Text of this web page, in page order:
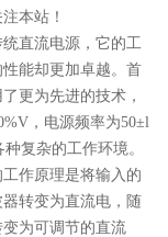
本站！
直流电源，它的工
能却更加卓越。首
更为先进的技术，
，电源频率为50±l
复杂的工作环境。
作原理是将输入的
转变为直流电，随
为可调节的直流